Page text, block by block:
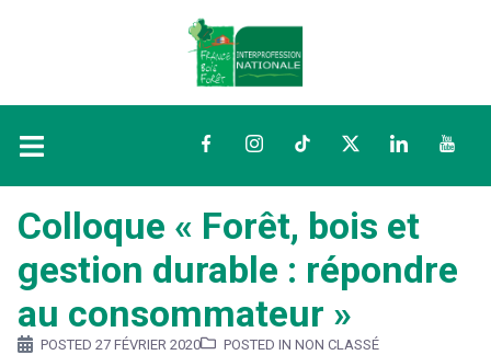
FacebookInstagramTikTokTwitterLinkedIn
Colloque « Forêt, bois et
gestion durable : répondre
au consommateur »
POSTED 27 FÉVRIER 2020 POSTED IN NON CLASSÉ